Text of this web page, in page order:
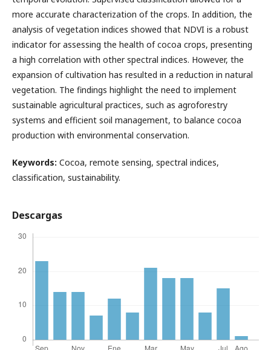
more accurate characterization of the crops. In addition, the
analysis of vegetation indices showed that NDVI is a robust
indicator for assessing the health of cocoa crops, presenting
a high correlation with other spectral indices. However, the
expansion of cultivation has resulted in a reduction in natural
vegetation. The findings highlight the need to implement
sustainable agricultural practices, such as agroforestry
systems and efficient soil management, to balance cocoa
production with environmental conservation.
Keywords: Cocoa, remote sensing, spectral indices,
classification, sustainability.
Descargas